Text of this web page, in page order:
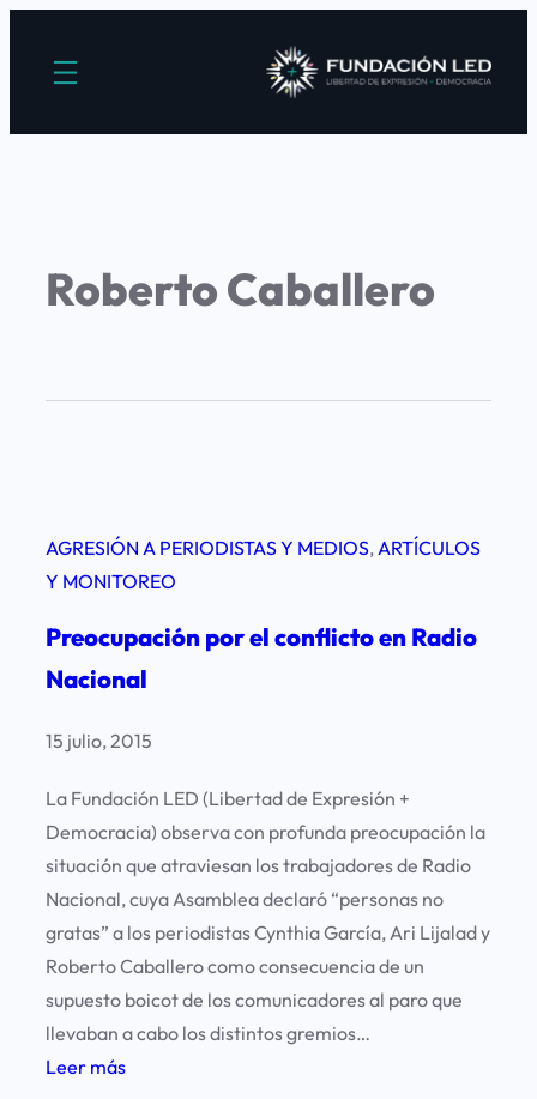
Roberto Caballero
AGRESIÓN A PERIODISTAS Y MEDIOS, ARTÍCULOS
Y MONITOREO
Preocupación por el conflicto en Radio
Nacional
15 julio, 2015
La Fundación LED (Libertad de Expresión +
Democracia) observa con profunda preocupación la
situación que atraviesan los trabajadores de Radio
Nacional, cuya Asamblea declaró “personas no
gratas” a los periodistas Cynthia García, Ari Lijalad y
Roberto Caballero como consecuencia de un
supuesto boicot de los comunicadores al paro que
llevaban a cabo los distintos gremios…
Leer más: